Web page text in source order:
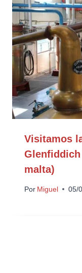
Visitamos
malta)
Por Miguel 05/